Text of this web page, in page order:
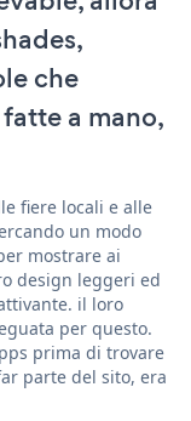
che
a mano,
fiere locali e alle
un modo
mostrare ai
design leggeri ed
il loro
per questo.
prima di trovare
parte del sito, era